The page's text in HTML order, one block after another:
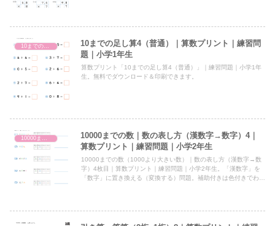
10までの足し算4（普通）｜算数プリント｜練習問
題｜小学1年生
算数プリント「10までの足し算4（普通）」｜練習問題｜小学1年
生。無料でダウンロード＆印刷できます。
10000までの数｜数の表し方（漢数字→数字）4｜
算数プリント｜練習問題｜小学2年生
10000までの数（1000より大きい数）｜数の表し方（漢数字→数
字）4枚目｜算数プリント｜練習問題｜小学2年生。「漢数字」を
「数字」に置き換える（変換する）問題。補助付きは色付きでわか